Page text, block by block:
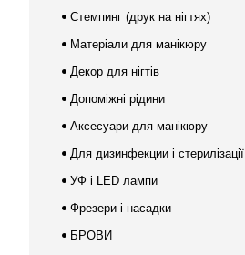
Стемпинг (друк на нігтях)
Матеріали для манікюру
Декор для нігтів
Допоміжні рідини
Аксесуари для манікюру
Для дизинфекции і стерилізації
УФ і LED лампи
Фрезери і насадки
БРОВИ